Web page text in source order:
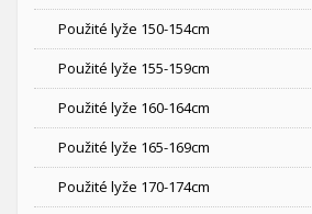
Použité lyže 150-154cm
Použité lyže 155-159cm
Použité lyže 160-164cm
Použité lyže 165-169cm
Použité lyže 170-174cm